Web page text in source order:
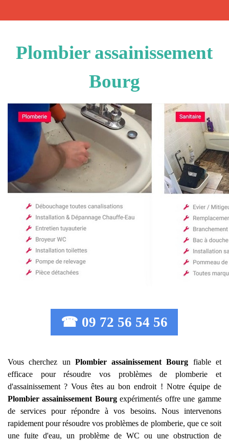
Plombier assainissement
Bourg
☎ 09 72 56 54 56
Vous cherchez un Plombier assainissement Bourg fiable et
efficace pour résoudre vos problèmes de plomberie et
d'assainissement ? Vous êtes au bon endroit ! Notre équipe de
Plombier assainissement Bourgexpérimentés offre une gamme
de services pour répondre à vos besoins. Nous intervenons
rapidement pour résoudre vos problèmes de plomberie, que ce soit
une fuite d'eau, un problème de WC ou une obstruction de